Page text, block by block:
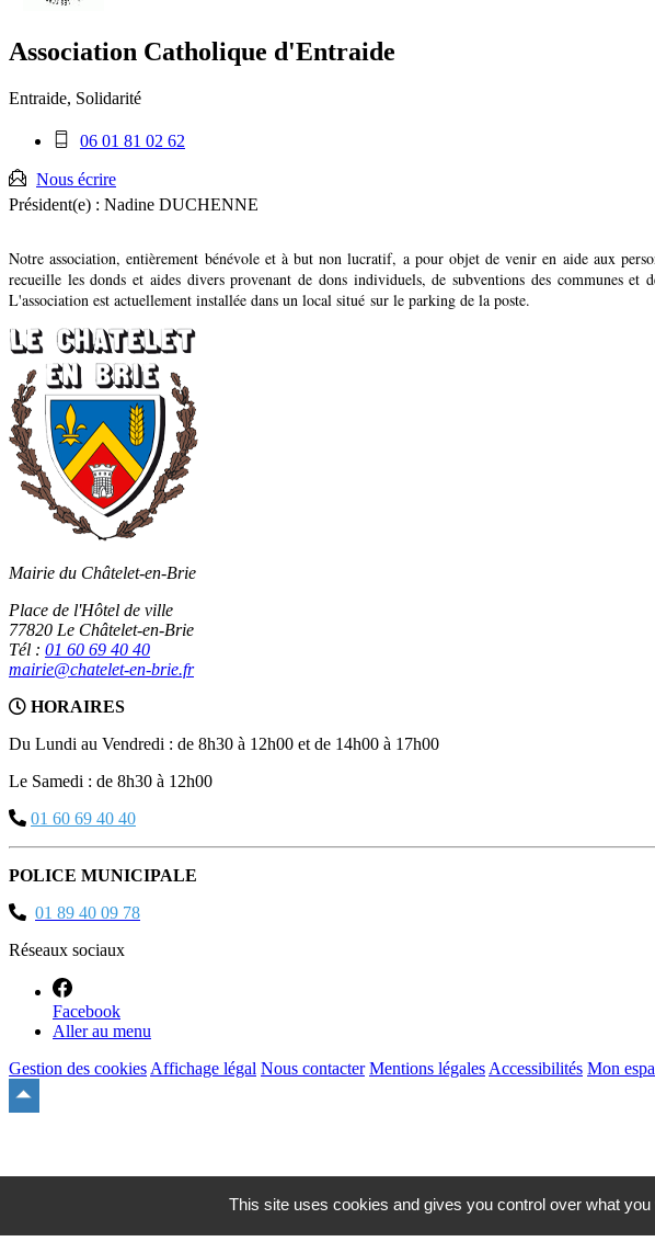
Association Catholique d'Entraide
Entraide, Solidarité
Téléphone
:
06 01 81 02 62
Nous écrire
Président(e) : Nadine DUCHENNE
Notre association, entièrement bénévole et à but non lucratif, a pour objet de venir en aide aux
recueille les donds et aides divers provenant de dons individuels, de subventions des communes
L'association est actuellement installée dans un local situé sur le parking de la poste.
Mairie du Châtelet-en-Brie
Place de l'Hôtel de ville
77820 Le Châtelet-en-Brie
Tél : 01 60 69 40 40
mairie@chatelet-en-brie.fr
HORAIRES
Du Lundi au Vendredi : de 8h30 à 12h00 et de 14h00 à 17h00
Le Samedi : de 8h30 à 12h00
01 60 69 40 40
POLICE MUNICIPALE
01 89 40 09 78
Réseaux sociaux
Facebook
Aller au menu
Gestion des cookies Affichage légal Nous contacter Mentions légales Accessibilités Mon
This site uses cookies and gives you control over what